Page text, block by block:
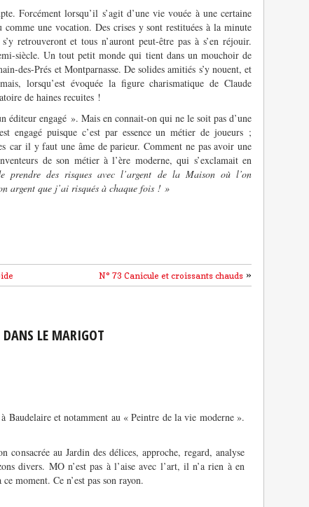
Forcément lorsqu’il s’agit d’une vie vouée à une certaine
une vocation. Des crises y sont restituées à la minute
retrouveront et tous n’auront peut-être pas à s’en réjouir.
siècle. Un tout petit monde qui tient dans un mouchoir de
des-Prés et Montparnasse. De solides amitiés s’y nouent, et
lorsqu’est évoquée la figure charismatique de Claude
de haines recuites !
éditeur engagé ». Mais en connait-on qui ne le soit pas d’une
engagé puisque c’est par essence un métier de joueurs ;
car il y faut une âme de parieur. Comment ne pas avoir une
de son métier à l’ère moderne, qui s’exclamait en
prendre des risques avec l’argent de la Maison où l’on
argent que j’ai risqués à chaque fois ! »
N° 73 Canicule et croissants chauds »
LE MARIGOT
Baudelaire et notamment au « Peintre de la vie moderne ».
consacrée au Jardin des délices, approche, regard, analyse
divers. MO n’est pas à l’aise avec l’art, il n’a rien à en
moment. Ce n’est pas son rayon.